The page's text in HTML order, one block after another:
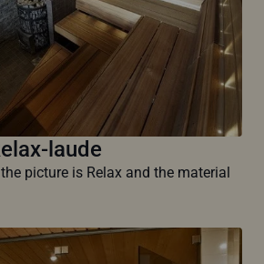
laude
picture is Relax and the material